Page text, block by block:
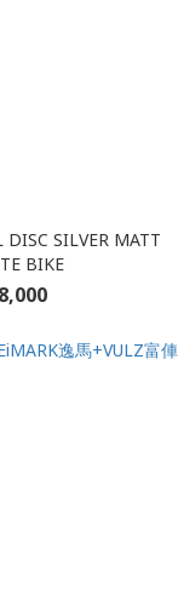
DISC SILVER MATT
BIKE